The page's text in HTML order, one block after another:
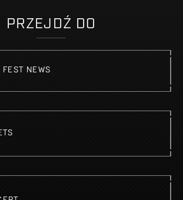
PRZEJDŹ DO
FEST NEWS